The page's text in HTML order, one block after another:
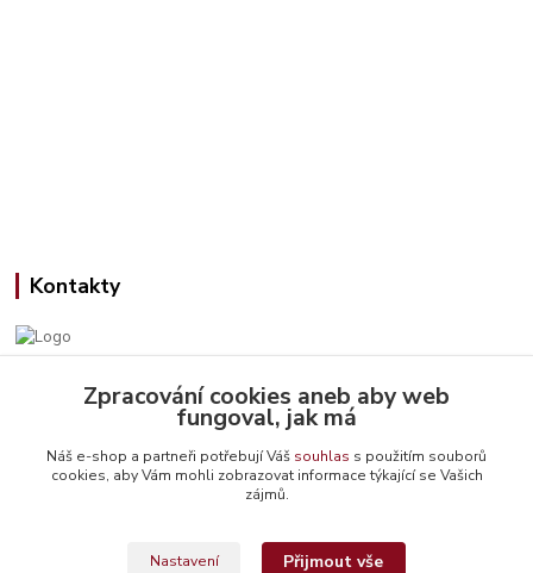
Kontakty
Jana Slámová
+420 608 507 824
info@emiteriyarns.cz
Zpracování cookies aneb aby web
fungoval, jak má
Náš e-shop a partneři potřebují Váš souhlas s použitím souborů
cookies, aby Vám mohli zobrazovat informace týkající se Vašich
zájmů.
Nastavení Přijmout vše